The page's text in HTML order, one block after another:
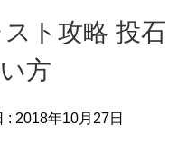
ト攻略 投石
方
: 2018年10月27日